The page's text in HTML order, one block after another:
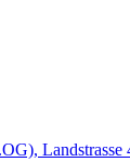
Landstrasse